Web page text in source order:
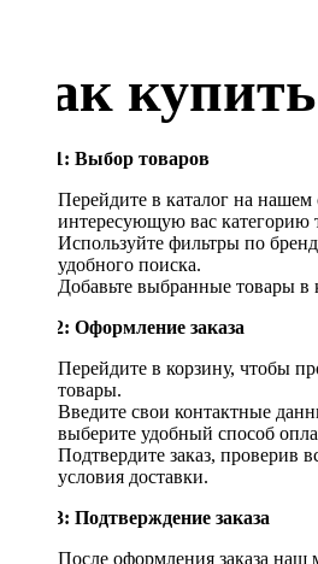
Как
Шаг 1: Выбор товаров
Перейдите в каталог на нашем
интересующую вас категорию
Используйте фильтры по
удобного поиска.
Добавьте выбранные товары в
Шаг 2: Оформление заказа
Перейдите в корзину, чтобы
товары.
Введите свои контактные
выберите удобный способ
Подтвердите заказ, проверив
условия доставки.
Шаг 3: Подтверждение заказа
После оформления заказа наш